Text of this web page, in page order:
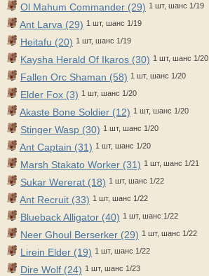
Ol Mahum Commander (29) 1 шт, шанс 1/19
Ant Larva (29) 1 шт, шанс 1/19
Heitafu (20) 1 шт, шанс 1/19
Kaysha Herald Of Ikaros (30) 1 шт, шанс 1/20
Fallen Orc Shaman (58) 1 шт, шанс 1/20
Elder Fox (3) 1 шт, шанс 1/20
Akaste Bone Soldier (12) 1 шт, шанс 1/20
Stinger Wasp (30) 1 шт, шанс 1/20
Ant Captain (31) 1 шт, шанс 1/20
Marsh Stakato Worker (31) 1 шт, шанс 1/21
Sukar Wererat (18) 1 шт, шанс 1/22
Ant Recruit (33) 1 шт, шанс 1/22
Blueback Alligator (40) 1 шт, шанс 1/22
Neer Ghoul Berserker (29) 1 шт, шанс 1/22
Lirein Elder (19) 1 шт, шанс 1/22
Dire Wolf (24) 1 шт, шанс 1/23